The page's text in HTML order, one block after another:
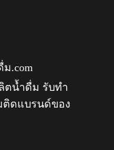
ม.com
ตน้ำดื่ม รับทำ
ดแบรนด์ของ